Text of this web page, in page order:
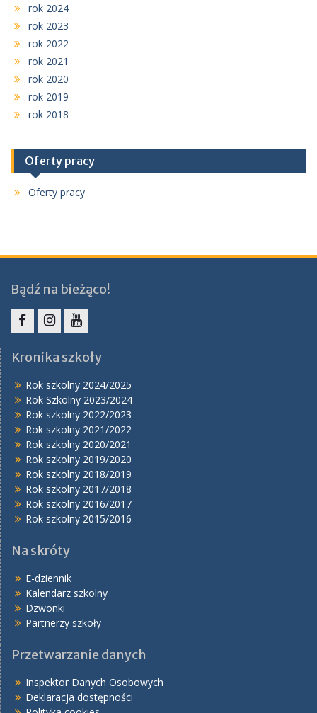
rok 2024
rok 2023
rok 2022
rok 2021
rok 2020
rok 2019
rok 2018
Oferty pracy
Oferty pracy
Bądź na bieżąco!
Kronika szkoły
Rok szkolny 2024/2025
Rok Szkolny 2023/2024
Rok szkolny 2022/2023
Rok szkolny 2021/2022
Rok szkolny 2020/2021
Rok szkolny 2019/2020
Rok szkolny 2018/2019
Rok szkolny 2017/2018
Rok szkolny 2016/2017
Rok szkolny 2015/2016
Na skróty
E-dziennik
Kalendarz szkolny
Dzwonki
Partnerzy szkoły
Przetwarzanie danych
Inspektor Danych Osobowych
Deklaracja dostępności